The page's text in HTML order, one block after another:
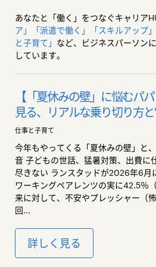
あなたと「働く」をつなぐキャリア
ア」
「派遣で働く」 「スキルアップ」
と子育て」 など、ビジネスパーソン
しています。
【「夏休みの壁」に悩むパ
見る、リアルな乗り切り方
仕事と子育て
今年もやってくる「夏休みの壁」と
音 子どもの世話、猛暑対策、出費に
尽きない ランスタッドが2026年6月
ワーキングペアレンツの実に42.5％
来に対して、不安やプレッシャー（
回...
詳しく見る